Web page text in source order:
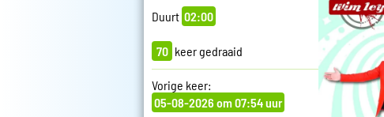
Duurt 02:00
70 keer gedraaid
Vorige keer:
05-08-2026 om 07:54 uur